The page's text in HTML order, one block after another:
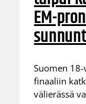
EM-
Suomen
finaaliin
välierässä